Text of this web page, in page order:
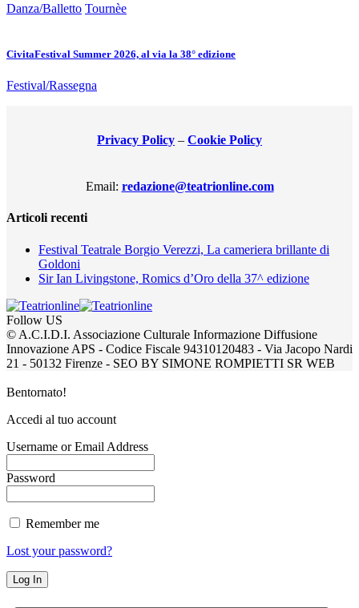
Danza/Balletto Tournèe
CivitaFestival Summer 2026, al via la 38° edizione
Festival/Rassegna
Privacy Policy – Cookie Policy
Email: redazione@teatrionline.com
Articoli recenti
Festival Teatrale Borgio Verezzi, La cameriera brillante di
Goldoni
Sir Ian Livingstone, Romics d’Oro della 37^ edizione
Follow US
© A.C.I.D.I. Associazione Culturale Informazione Diffusione
Innovazione APS - Codice Fiscale 94310120483 - Via Jacopo Nardi
21 - 50132 Firenze - SEO BY SIMONE ROMPIETTI SR WEB
Bentornato!
Accedi al tuo account
Username or Email Address
Password
Remember me
Lost your password?